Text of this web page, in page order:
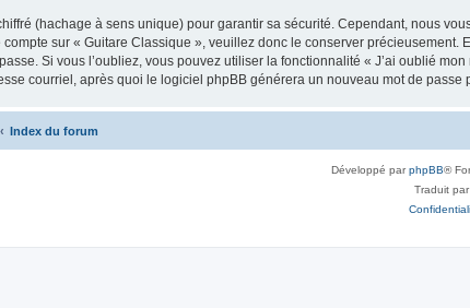
(hachage à sens unique) pour garantir sa sécurité. Cependant, nous
sur « Guitare Classique », veuillez donc le conserver
Si vous l’oubliez, vous pouvez utiliser la fonctionnalité « J’ai oublié
courriel, après quoi le logiciel phpBB générera un nouveau mot de
Index du forum
Développé parphpBB®
Traduit par